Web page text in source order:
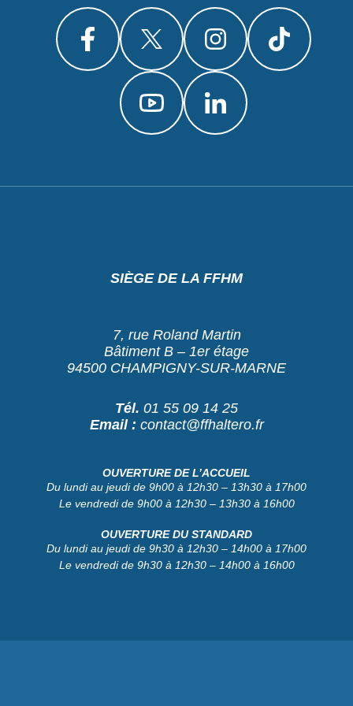
SIÈGE DE LA FFHM
7, rue Roland Martin
Bâtiment B – 1er étage
94500 CHAMPIGNY-SUR-MARNE
Tél. 01 55 09 14 25
Email : contact@ffhaltero.fr
OUVERTURE DE L’ACCUEIL
Du lundi au jeudi de 9h00 à 12h30 – 13h30 à 17h00
Le vendredi de 9h00 à 12h30 – 13h30 à 16h00
OUVERTURE DU STANDARD
Du lundi au jeudi de 9h30 à 12h30 – 14h00 à 17h00
Le vendredi de 9h30 à 12h30 – 14h00 à 16h00